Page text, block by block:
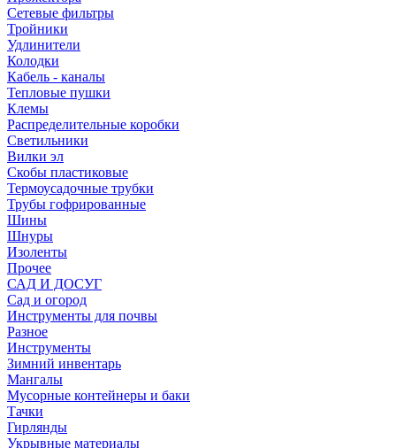
Сетевые фильтры
Тройники
Удлинители
Колодки
Кабель - каналы
Тепловые пушки
Клемы
Распределительные коробки
Светильники
Вилки эл
Скобы пластиковые
Термоусадочные трубки
Трубы гофрированные
Шины
Шнуры
Изоленты
Прочее
САД И ДОСУГ
Сад и огород
Инструменты для почвы
Разное
Инструменты
Зимний инвентарь
Мангалы
Мусорные контейнеры и баки
Тачки
Гирлянды
Укрывные материалы